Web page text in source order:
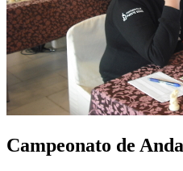
Campeonato de